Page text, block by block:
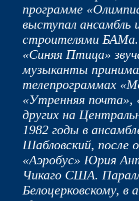
программе
выступал ансамбль
строителями
«Синяя Птица»
музыканты
телепрограммах
«Утренняя почта»,
других на
1982 годы в
Шабловский, после
«Аэробус» Юрия
Чикаго США.
Белоцерковскому, в